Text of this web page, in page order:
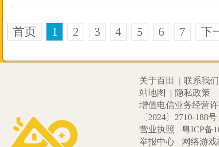
首页 1 2 3 4 5 6 7 下
关于百田 | 联系我们
站地图
| 隐私政策
增值电信业务经营
〔2024〕2710-188号
营业执照
粤ICP备
举报中心
网络游